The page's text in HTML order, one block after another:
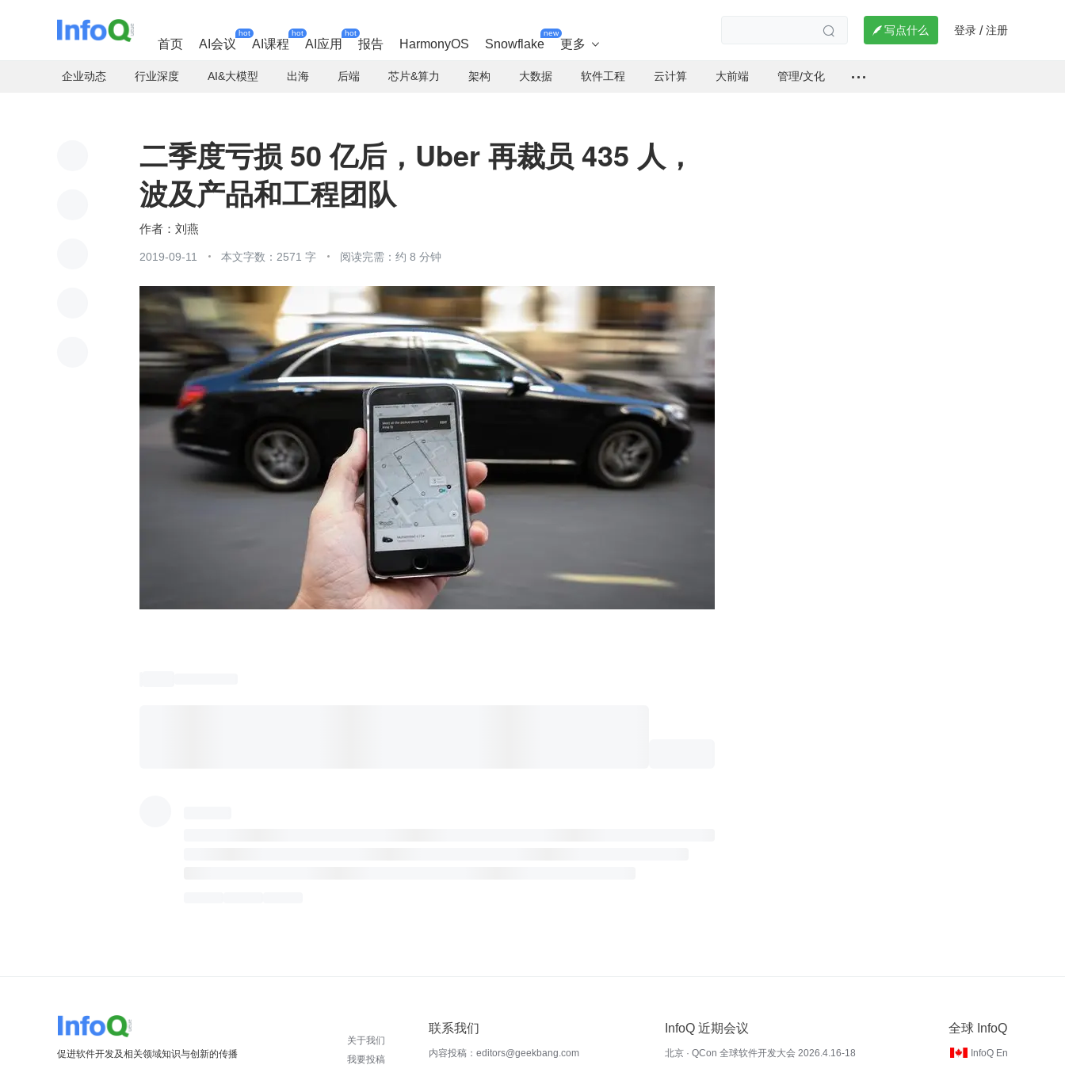
首页 AI会议
hot
AI课程
hot
AI应用
hot
报告 HarmonyOS Snowflake
new
更多 
  写点什么 登录 / 注册
企业动态 行业深度 AI&大模型 出海 后端 芯片&算力 架构 大数据 软件工程 云计算 大前端 管理/文化
二季度亏损 50 亿后，Uber 再裁员 435 人，
波及产品和工程团队
刘燕
2019-09-11 本文字数：2571 字 阅读完需：约 8 分钟
促进软件开发及相关领域知识与创新的传播
关于我们
我要投稿
联系我们
内容投稿：editors@geekbang.com
InfoQ 近期会议
北京 · QCon 全球软件开发大会 2026.4.16-18
全球 InfoQ
InfoQ En